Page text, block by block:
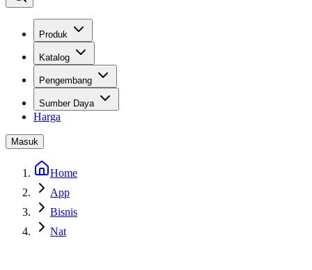
Produk
Katalog
Pengembang
Sumber Daya
Harga
Masuk
Home
App
Bisnis
Nat